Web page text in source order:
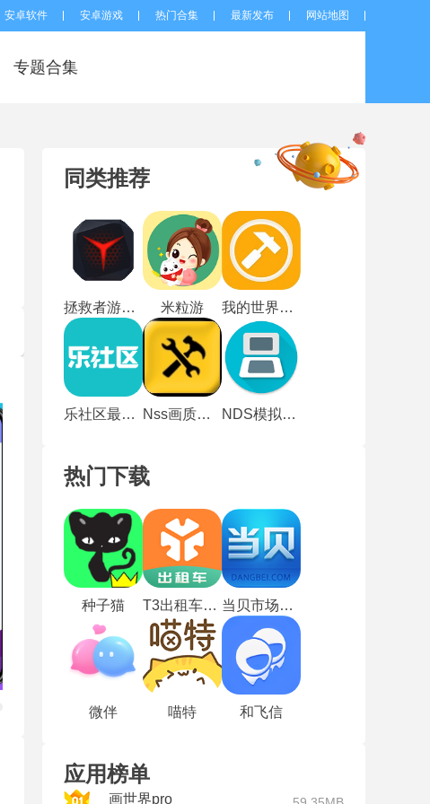
安卓软件 安卓游戏 热门合集 最新发布 网站地图
专题合集
同类推荐
拯救者游戏空间 米粒游 我的世界快玩盒子
乐社区最新版 Nss画质助手安卓版 NDS模拟器安卓版
热门下载
种子猫 T3出租车司机版 当贝市场TV版
微伴 喵特 和飞信
应用榜单
画世界pro